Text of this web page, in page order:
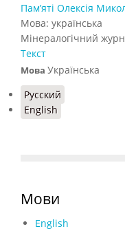
Пам’яті Олексія
Мова: українська
Мінералогічний
Текст
Мова Українська
Русский
English
Мови
English